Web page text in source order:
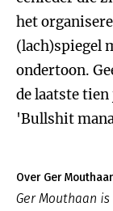
het
(lach)spiegel
ondertoon.
de laatste tien
'Bullshit
Over Ger
Ger Mouthaan